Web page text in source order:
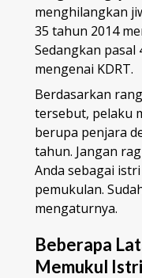
menghilangkan
35 tahun 2014
Sedangkan pasal
mengenai KDRT.
Berdasarkan
tersebut, pelaku
berupa penjara
tahun. Jangan
Anda sebagai
pemukulan.
mengaturnya.
Beberapa
Memukul Istri